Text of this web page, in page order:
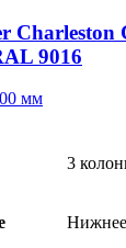
Charleston
9016
мм
3
Нижнее